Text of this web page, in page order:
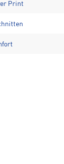
Print